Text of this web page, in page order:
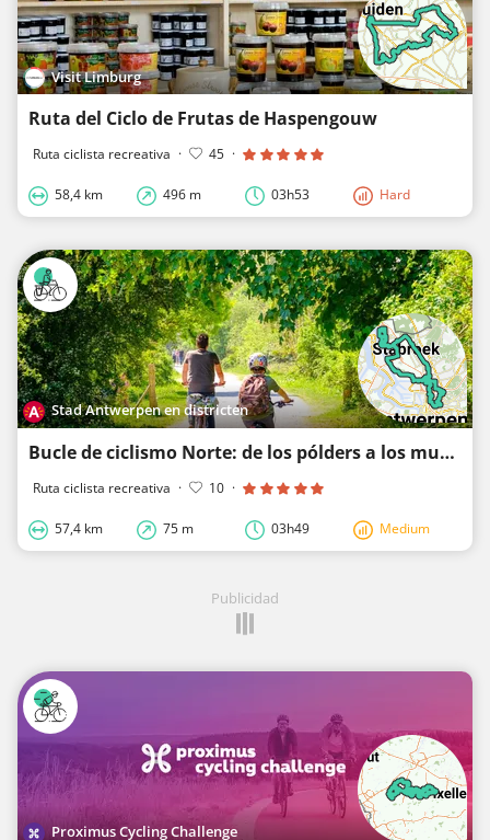
Visit Limburg
Ruta del Ciclo de Frutas de Haspengouw
Ruta ciclista recreativa · 45 ·
58,4 km 496 m 03h53 Hard
Stad Antwerpen en districten
Bucle de ciclismo Norte: de los pólders a los muelles
Ruta ciclista recreativa · 10 ·
57,4 km 75 m 03h49 Medium
Publicidad
Proximus Cycling Challenge